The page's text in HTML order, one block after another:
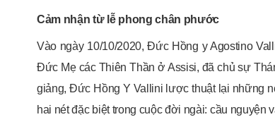
Cảm nhận từ lễ phong chân phước
Vào ngày 10/10/2020, Đức Hồng y Agostino
Đức Mẹ các Thiên Thần ở Assisi, đã chủ sự
giảng, Đức Hồng Y Vallini lược thuật lại những
hai nét đặc biệt trong cuộc đời ngài: cầu nguyện